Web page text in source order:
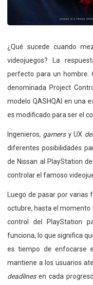
¿Qué sucede cuando
videojuegos? La
perfecto para un hombre.
denominada Project
modelo QASHQAI en una
es modificado para ser el
Ingenieros, gamers y UX
diferentes posibilidades
de Nissan al PlayStation
controlar el famoso
Luego de pasar por
octubre, hasta el momento
control del PlayStation
funciona, lo que significa
es tiempo de enfocarse
mantiene a los usuarios
deadlinesen cada